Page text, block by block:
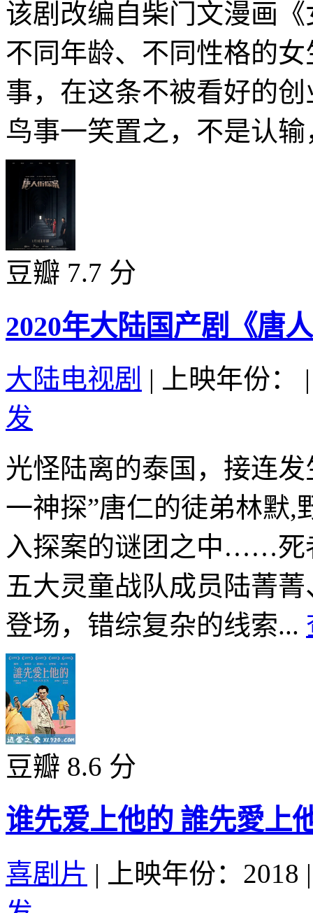
该剧改编自柴门文漫画
不同年龄、不同性格的
事，在这条不被看好的
鸟事一笑置之，不是认
豆瓣 7.7 分
2020年大陆国产剧《唐
大陆电视剧 | 上映年份：
|
发
光怪陆离的泰国，接连
一神探”唐仁的徒弟林默,
入探案的谜团之中……死
五大灵童战队成员陆菁
登场，错综复杂的线索...
豆瓣 8.6 分
谁先爱上他的 誰先愛上
喜剧片 | 上映年份：2018 |